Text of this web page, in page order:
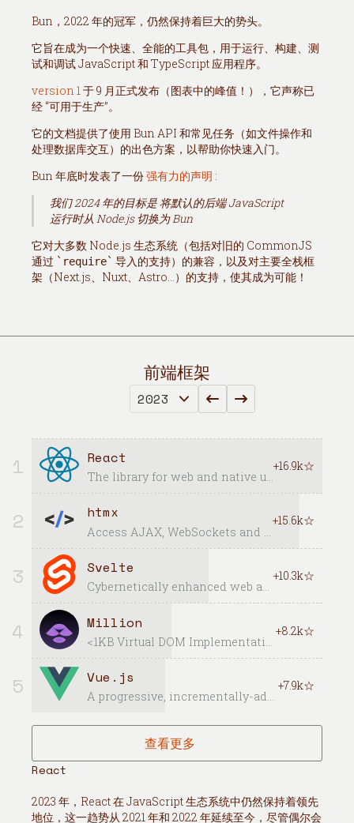
Bun，2022 年的冠军，仍然保持着巨大的势头。
它旨在成为一个快速、全能的工具包，用于运行、构建、测
试和调试 JavaScript 和 TypeScript 应用程序。
version 1 于 9 月正式发布（图表中的峰值！），它声称已
经 “可用于生产”。
它的文档提供了使用 Bun API 和常见任务（如文件操作和
处理数据库交互）的出色方案，以帮助你快速入门。
Bun 年底时发表了一份强有力的声明 :
我们 2024 年的目标是 将默认的后端 JavaScript
运行时从 Node.js 切换为 Bun
它对大多数 Node.js 生态系统（包括对旧的 CommonJS
通过
require
导入的支持）的兼容，以及对主要全栈框
架（Next.js、Nuxt、Astro...）的支持，使其成为可能！
前端框架
1 React
The library for web and native user interfaces.
+16.9k☆
2 htmx +15.6k☆
3 Svelte
Cybernetically enhanced web apps
+10.3k☆
4 Million +8.2k☆
5 Vue.js
A progressive, incrementally-adoptable JavaScript framework for building UI on the web.
+7.9k☆
查看更多
React
2023 年，React 在 JavaScript 生态系统中仍然保持着领先
地位，这一趋势从 2021 年和 2022 年延续至今，尽管偶尔会